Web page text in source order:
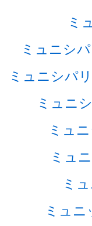
ミ
ミュニシ
ミュニシパ
ミュニ
ミュ
ミュ
ミ
ミュ